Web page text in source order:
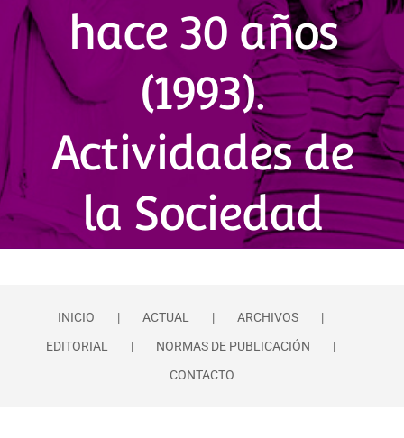
hace 30 años
(1993).
Actividades de
la Sociedad
INICIO ACTUAL
ARCHIVOS
EDITORIAL
NORMAS DE PUBLICACIÓN
CONTACTO